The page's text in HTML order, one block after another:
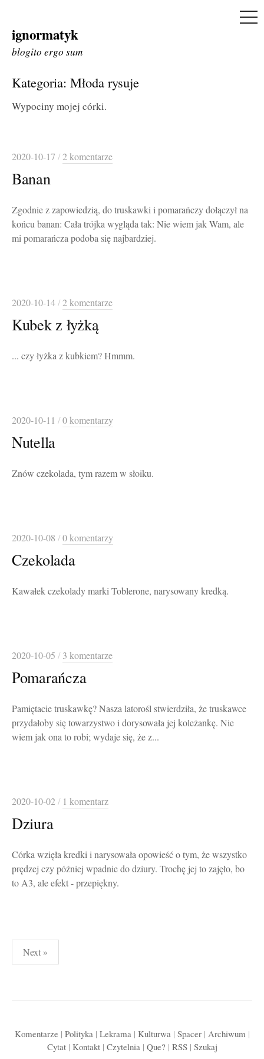
Skip
to
ignormatyk
blogito ergo sum
Kategoria: Młoda rysuje
Wypociny mojej córki.
2020-10-17 /2 komentarze
Banan
Zgodnie z zapowiedzią, do truskawki i pomarańczy dołączył na
końcu banan: Cała trójka wygląda tak: Nie wiem jak Wam, ale
mi pomarańcza podoba się najbardziej.
2020-10-14/2 komentarze
Kubek z łyżką
... czy łyżka z kubkiem? Hmmm.
2020-10-11 /0 komentarzy
Nutella
Znów czekolada, tym razem w słoiku.
2020-10-08 /0 komentarzy
Czekolada
Kawałek czekolady marki Toblerone, narysowany kredką.
2020-10-05 / 3 komentarze
Pomarańcza
Pamiętacie truskawkę? Nasza latorośl stwierdziła, że truskawce
przydałoby się towarzystwo i dorysowała jej koleżankę. Nie
wiem jak ona to robi; wydaje się, że z...
2020-10-02/ 1 komentarz
Dziura
Córka wzięła kredki i narysowała opowieść o tym, że wszystko
prędzej czy później wpadnie do dziury. Trochę jej to zajęło, bo
to A3, ale efekt - przepiękny.
Stronicowanie
wpisów
Next »
Komentarze | Polityka| Lekrama| Kulturwa| Spacer| Archiwum |
Cytat| Kontakt| Czytelnia| Que? | RSS| Szukaj